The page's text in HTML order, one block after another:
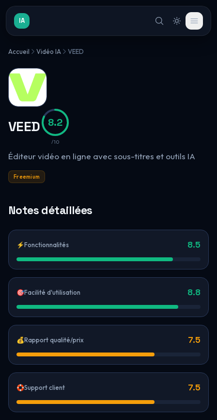
IA
Accueil Vidéo IA VEED
VEED 8.2
/10
Éditeur vidéo en ligne avec sous-titres et outils IA
Freemium
Notes détaillées
⚡Fonctionnalités 8.5
🎯Facilité d'utilisation 8.8
💰Rapport qualité/prix 7.5
🛟Support client 7.5